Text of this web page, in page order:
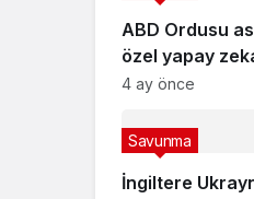
ABD Ordusu
özel yapay
“VictorBot”u
4 ay önce
İngiltere
Savunma